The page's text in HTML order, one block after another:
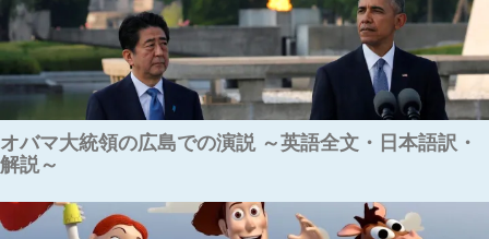
オバマ大統領の広島での演説 ～英語全文・日本語訳・
解説～